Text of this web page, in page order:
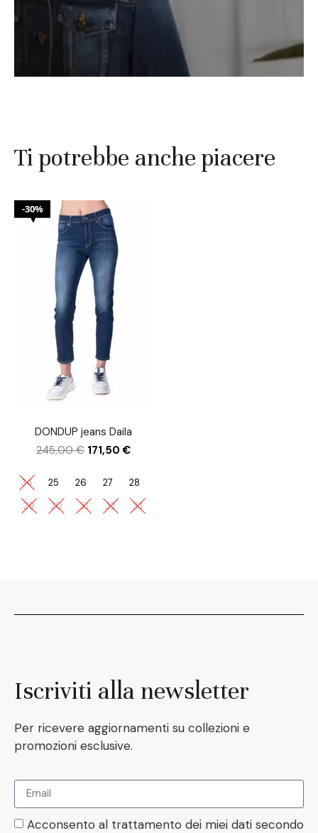
Ti potrebbe anche piacere
30%
DONDUP jeans Daila
245,00€ 171,50€
34 25 26 27
28
29
30 31 32 33
Iscriviti alla newsletter
Per ricevere aggiornamenti su collezioni e
promozioni esclusive.
Acconsento al trattamento dei miei dati secondo